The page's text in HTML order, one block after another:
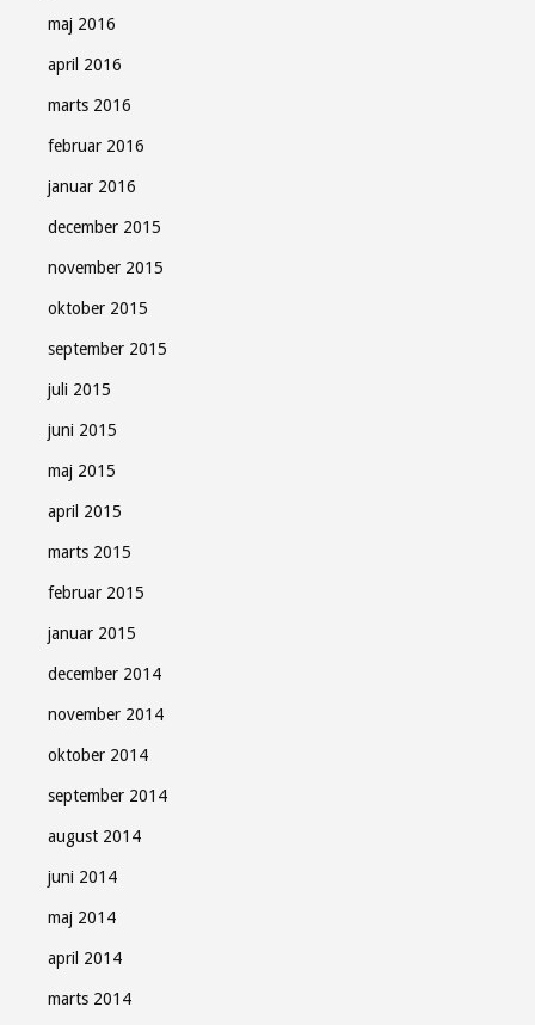
maj 2016
april 2016
marts 2016
februar 2016
januar 2016
december 2015
november 2015
oktober 2015
september 2015
juli 2015
juni 2015
maj 2015
april 2015
marts 2015
februar 2015
januar 2015
december 2014
november 2014
oktober 2014
september 2014
august 2014
juni 2014
maj 2014
april 2014
marts 2014